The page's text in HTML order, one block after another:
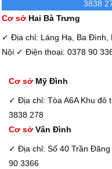
3838
Cơ sởHai Bà Trưng
✓ Địa chỉ: Láng Hạ, Ba Đình,
Nội ✓ Điện thoại: 0378 90
Cơ sở Mỹ Đình
✓ Địa chỉ: Tòa A6A Khu đô
3838 278
Cơ sở Vân Đình
✓ Địa chỉ: Số 40 Trần
90 3366